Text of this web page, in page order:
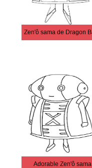
Adorable Zen'ô sama